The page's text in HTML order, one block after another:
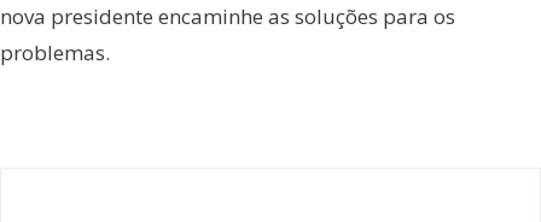
nova presidente encaminhe as soluções para os
problemas.